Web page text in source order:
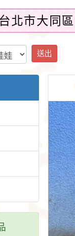
北市大同
送出